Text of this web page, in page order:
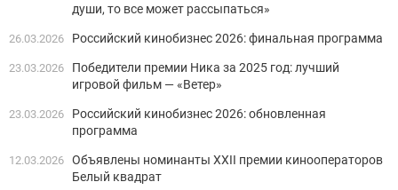
души, то все может рассыпаться»
26.03.2026 Российский кинобизнес 2026: финальная программа
23.03.2026
Победители премии Ника за 2025 год: лучший
игровой фильм — «Ветер»
23.03.2026
Российский кинобизнес 2026: обновленная
программа
12.03.2026 Объявлены номинанты XXII премии кинооператоров
Белый квадрат